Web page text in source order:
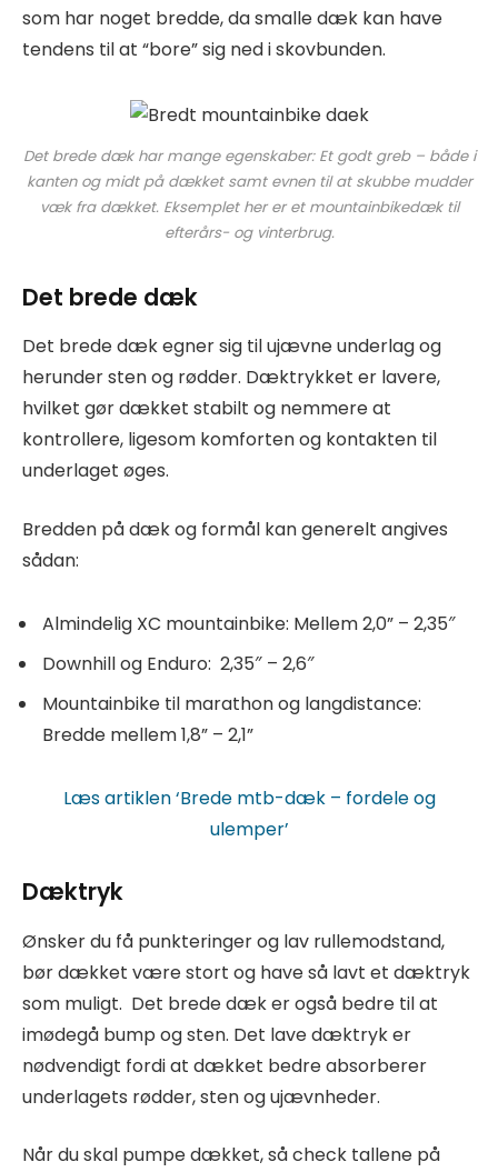
som har noget bredde, da smalle dæk kan have
tendens til at “bore” sig ned i skovbunden.
Det brede dæk har mange egenskaber: Et godt greb – både i
kanten og midt på dækket samt evnen til at skubbe mudder
væk fra dækket. Eksemplet her er et mountainbikedæk til
efterårs- og vinterbrug.
Det brede dæk
Det brede dæk egner sig til ujævne underlag og
herunder sten og rødder. Dæktrykket er lavere,
hvilket gør dækket stabilt og nemmere at
kontrollere, ligesom komforten og kontakten til
underlaget øges.
Bredden på dæk og formål kan generelt angives
sådan:
Almindelig XC mountainbike: Mellem 2,0” – 2,35″
Downhill og Enduro: 2,35″ – 2,6″
Mountainbike til marathon og langdistance:
Bredde mellem 1,8” – 2,1”
Læs artiklen ‘Brede mtb-dæk – fordele og
ulemper’
Dæktryk
Ønsker du få punkteringer og lav rullemodstand,
bør dækket være stort og have så lavt et dæktryk
som muligt. Det brede dæk er også bedre til at
imødegå bump og sten. Det lave dæktryk er
nødvendigt fordi at dækket bedre absorberer
underlagets rødder, sten og ujævnheder.
Når du skal pumpe dækket, så check tallene på